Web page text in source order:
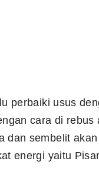
perbaiki usus
cara di rebus
dan sembelit
energi yaitu